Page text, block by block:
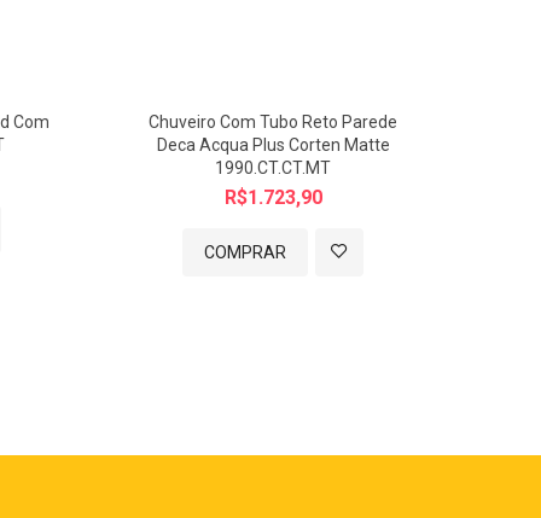
Com
Chuveiro Com Tubo Reto Parede
Deca Acqua Plus Corten Matte
1990.CT.CT.MT
R$1.723,90
COMPRAR